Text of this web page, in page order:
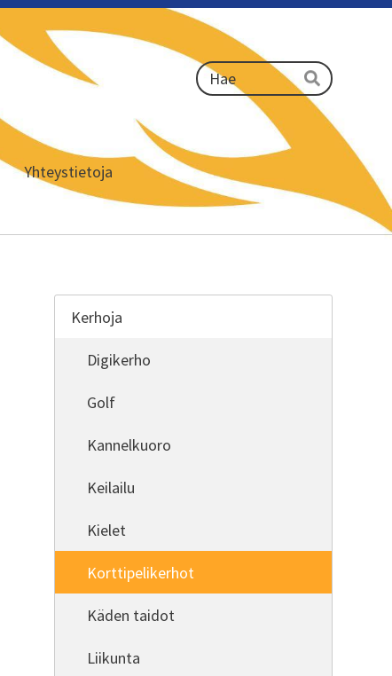
Haku
Hae
Yhteystietoja
Kerhoja
Digikerho
Golf
Kannelkuoro
Keilailu
Kielet
Korttipelikerhot
Käden taidot
Liikunta